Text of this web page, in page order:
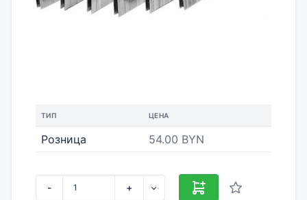
ТИП ЦЕНА
Розница 54.00 BYN
- +